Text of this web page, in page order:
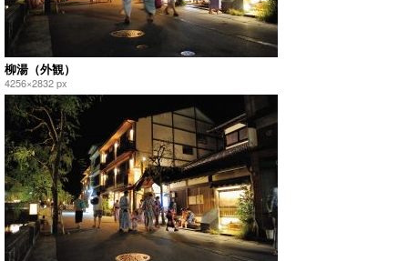
柳湯（外観）
4256×2832 px